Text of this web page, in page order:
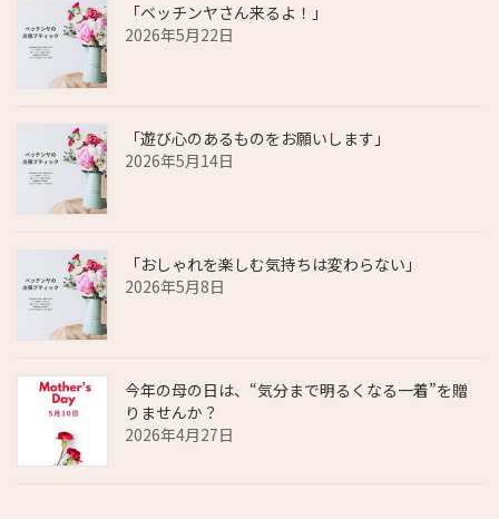
「ベッチンヤさん来るよ！」
2026年5月22日
「遊び心のあるものをお願いします」
2026年5月14日
「おしゃれを楽しむ気持ちは変わらない」
2026年5月8日
今年の母の日は、“気分まで明るくなる一着”を贈
りませんか？
2026年4月27日